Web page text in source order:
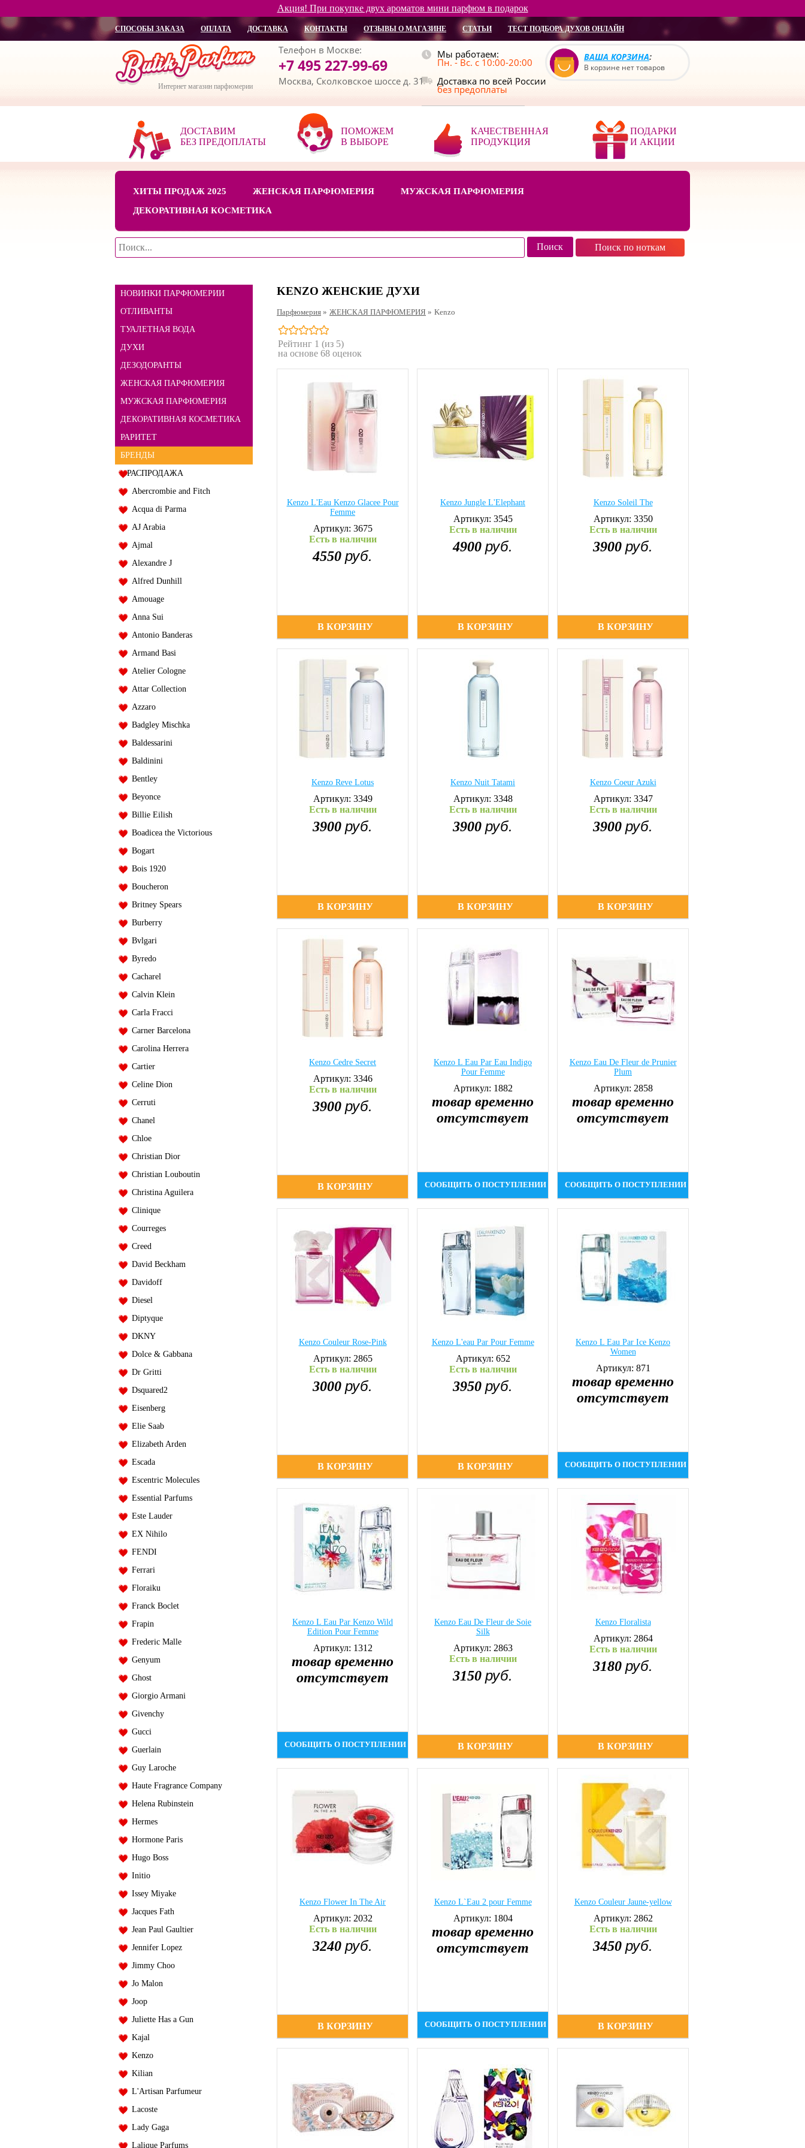
Акция! При покупке двух ароматов мини парфюм в подарок
СПОСОБЫ ЗАКАЗА ОПЛАТА ДОСТАВКА КОНТАКТЫ ОТЗЫВЫ О МАГАЗИНЕ СТАТЬИ ТЕСТ ПОДБОРА ДУХОВ ОНЛАЙН
Интернет магазин парфюмерии
Телефон в Москве:
+7 495 227-99-69
Москва, Сколковское шоссе д. 31
Мы работаем:
Пн. - Вс. с 10:00-20:00
Доставка по всей России
без предоплаты
ВАША КОРЗИНА:
В корзине нет товаров
ДОСТАВИМ
БЕЗ ПРЕДОПЛАТЫ
ПОМОЖЕМ
В ВЫБОРЕ
КАЧЕСТВЕННАЯ
ПРОДУКЦИЯ
ПОДАРКИ
И АКЦИИ
ХИТЫ ПРОДАЖ 2025 ЖЕНСКАЯ ПАРФЮМЕРИЯ
МУЖСКАЯ ПАРФЮМЕРИЯ
ДЕКОРАТИВНАЯ КОСМЕТИКА
Поиск по ноткам
НОВИНКИ ПАРФЮМЕРИИ
ОТЛИВАНТЫ
ТУАЛЕТНАЯ ВОДА
ДУХИ
ДЕЗОДОРАНТЫ
ЖЕНСКАЯ ПАРФЮМЕРИЯ
МУЖСКАЯ ПАРФЮМЕРИЯ
ДЕКОРАТИВНАЯ КОСМЕТИКА
РАРИТЕТ
БРЕНДЫ
РАСПРОДАЖА
Abercrombie and Fitch
Acqua di Parma
AJ Arabia
Ajmal
Alexandre J
Alfred Dunhill
Amouage
Anna Sui
Antonio Banderas
Armand Basi
Atelier Cologne
Attar Collection
Azzaro
Badgley Mischka
Baldessarini
Baldinini
Bentley
Beyonce
Billie Eilish
Boadicea the Victorious
Bogart
Bois 1920
Boucheron
Britney Spears
Burberry
Bvlgari
Byredo
Cacharel
Calvin Klein
Carla Fracci
Carner Barcelona
Carolina Herrera
Cartier
Celine Dion
Cerruti
Chanel
Chloe
Christian Dior
Christian Louboutin
Christina Aguilera
Clinique
Courreges
Creed
David Beckham
Davidoff
Diesel
Diptyque
DKNY
Dolce & Gabbana
Dr Gritti
Dsquared2
Eisenberg
Elie Saab
Elizabeth Arden
Escada
Escentric Molecules
Essential Parfums
Este Lauder
EX Nihilo
FENDI
Ferrari
Floraiku
Franck Boclet
Frapin
Frederic Malle
Genyum
Ghost
Giorgio Armani
Givenchy
Gucci
Guerlain
Guy Laroche
Haute Fragrance Company
Helena Rubinstein
Hermes
Hormone Paris
Hugo Boss
Initio
Issey Miyake
Jacques Fath
Jean Paul Gaultier
Jennifer Lopez
Jimmy Choo
Jo Malon
Joop
Juliette Has a Gun
Kajal
Kenzo
Kilian
L'Artisan Parfumeur
Lacoste
Lady Gaga
Lalique Parfums
KENZO ЖЕНСКИЕ ДУХИ
Парфюмерия » ЖЕНСКАЯ ПАРФЮМЕРИЯ » Kenzo
Рейтинг 1 (из 5)
на основе 68 оценок
Kenzo L'Eau Kenzo Glacee Pour
Femme
Артикул: 3675
Есть в наличии
4550 руб.
В КОРЗИНУ
Kenzo Jungle L'Elephant
Артикул: 3545
Есть в наличии
4900 руб.
В КОРЗИНУ
Kenzo Soleil The
Артикул: 3350
Есть в наличии
3900 руб.
В КОРЗИНУ
Kenzo Reve Lotus
Артикул: 3349
Есть в наличии
3900 руб.
В КОРЗИНУ
Kenzo Nuit Tatami
Артикул: 3348
Есть в наличии
3900 руб.
В КОРЗИНУ
Kenzo Coeur Azuki
Артикул: 3347
Есть в наличии
3900 руб.
В КОРЗИНУ
Kenzo Cedre Secret
Артикул: 3346
Есть в наличии
3900 руб.
В КОРЗИНУ
Kenzo L Eau Par Eau Indigo
Pour Femme
Артикул: 1882
товар временно
отсутствует
СООБЩИТЬ О ПОСТУПЛЕНИИ
Kenzo Eau De Fleur de Prunier
Plum
Артикул: 2858
товар временно
отсутствует
СООБЩИТЬ О ПОСТУПЛЕНИИ
Kenzo Couleur Rose-Pink
Артикул: 2865
Есть в наличии
3000 руб.
В КОРЗИНУ
Kenzo L'eau Par Pour Femme
Артикул: 652
Есть в наличии
3950 руб.
В КОРЗИНУ
Kenzo L Eau Par Ice Kenzo
Women
Артикул: 871
товар временно
отсутствует
СООБЩИТЬ О ПОСТУПЛЕНИИ
Kenzo L Eau Par Kenzo Wild
Edition Pour Femme
Артикул: 1312
товар временно
отсутствует
СООБЩИТЬ О ПОСТУПЛЕНИИ
Kenzo Eau De Fleur de Soie
Silk
Артикул: 2863
Есть в наличии
3150 руб.
В КОРЗИНУ
Kenzo Floralista
Артикул: 2864
Есть в наличии
3180 руб.
В КОРЗИНУ
Kenzo Flower In The Air
Артикул: 2032
Есть в наличии
3240 руб.
В КОРЗИНУ
Kenzo L`Eau 2 pour Femme
Артикул: 1804
товар временно
отсутствует
СООБЩИТЬ О ПОСТУПЛЕНИИ
Kenzo Couleur Jaune-yellow
Артикул: 2862
Есть в наличии
3450 руб.
В КОРЗИНУ